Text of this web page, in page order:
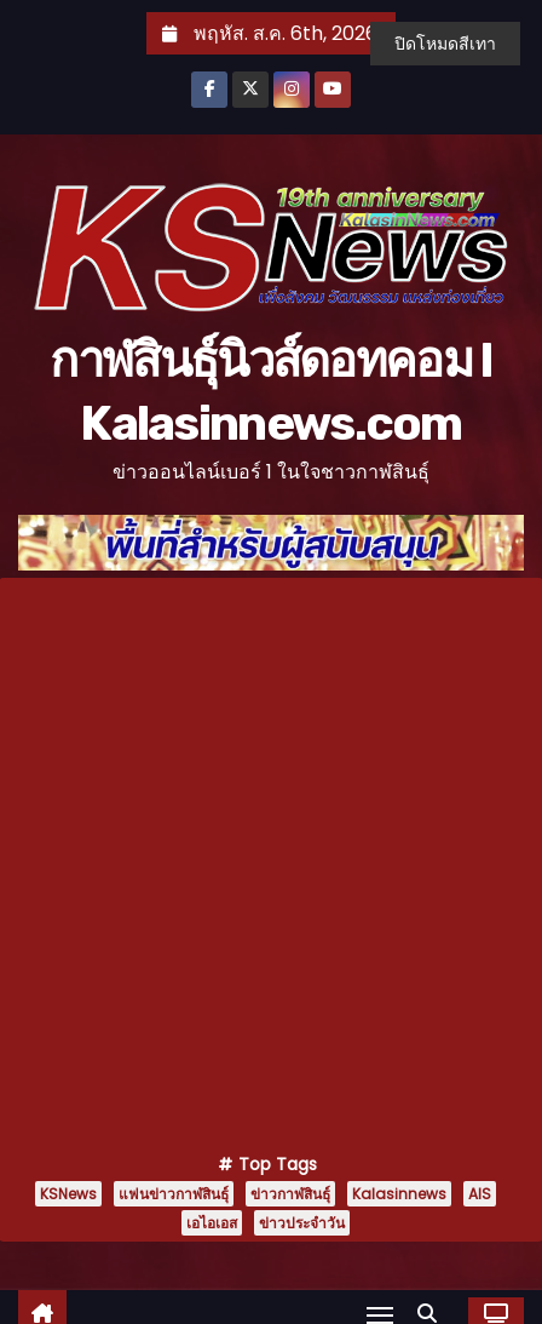
พฤหัส. ส.ค. 6th, 2026
กาฬสินธุ์นิวส์ดอทคอม l
Kalasinnews.com
ข่าวออนไลน์เบอร์ 1 ในใจชาวกาฬสินธุ์
Top Tags
KSNews แฟนข่าวกาฬสินธุ์ ข่าวกาฬสินธุ์ Kalasinnews
AIS
เอไอเอส
ข่าวประจำวัน
ปิดโหมดสีเทา